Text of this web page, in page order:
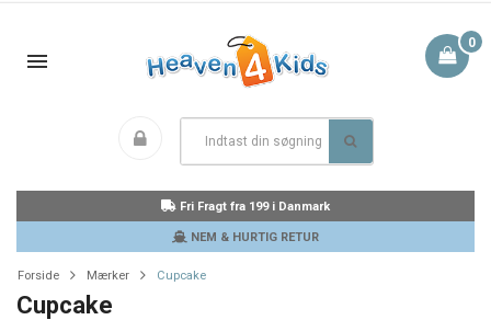
0
Fri Fragt fra 199 i Danmark
NEM & HURTIG RETUR
Forside Mærker Cupcake
Cupcake